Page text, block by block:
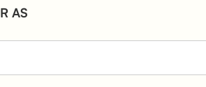
AS